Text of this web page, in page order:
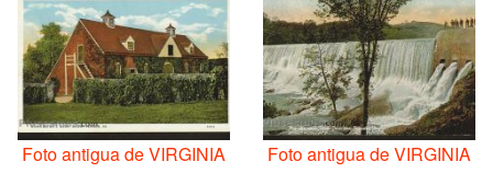
Foto antigua de VIRGINIA Foto antigua de VIRGINIA